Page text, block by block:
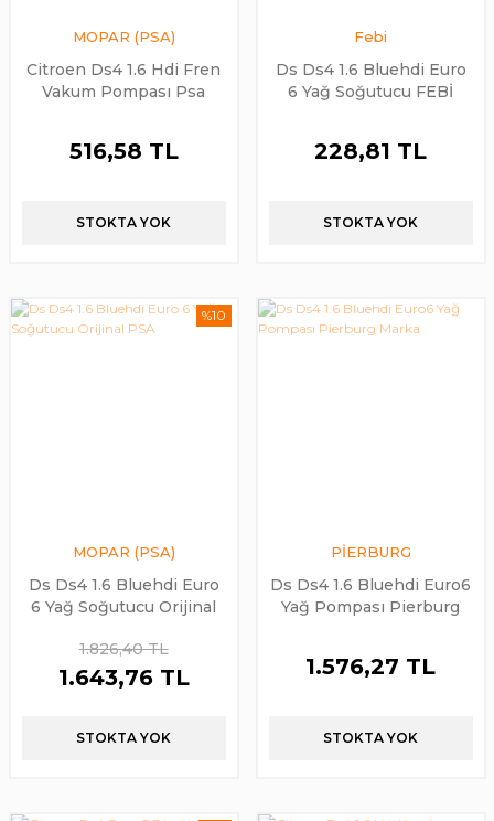
MOPAR (PSA)
Citroen Ds4 1.6 Hdi Fren
Vakum Pompası Psa
516,58 TL
STOKTA YOK
Febi
Ds Ds4 1.6 Bluehdi Euro
6 Yağ Soğutucu FEBİ
228,81 TL
STOKTA YOK
%10
MOPAR (PSA)
Ds Ds4 1.6 Bluehdi Euro
6 Yağ Soğutucu Orijinal
1.826,40 TL
1.643,76 TL
STOKTA YOK
PİERBURG
Ds Ds4 1.6 Bluehdi Euro6
Yağ Pompası Pierburg
1.576,27 TL
STOKTA YOK